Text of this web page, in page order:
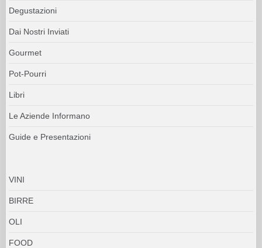
Degustazioni
Dai Nostri Inviati
Gourmet
Pot-Pourri
Libri
Le Aziende Informano
Guide e Presentazioni
VINI
BIRRE
OLI
FOOD